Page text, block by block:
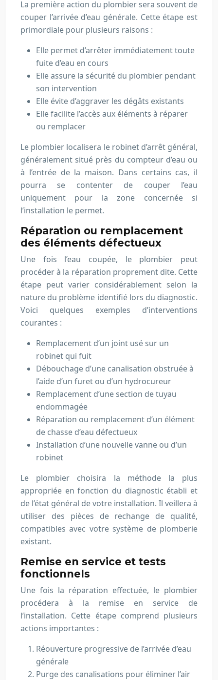
La première action du plombier sera souvent de
couper l’arrivée d’eau générale. Cette étape est
primordiale pour plusieurs raisons :
Elle permet d’arrêter immédiatement toute
fuite d’eau en cours
Elle assure la sécurité du plombier pendant
son intervention
Elle évite d’aggraver les dégâts existants
Elle facilite l’accès aux éléments à réparer
ou remplacer
Le plombier localisera le robinet d’arrêt général,
généralement situé près du compteur d’eau ou
à l’entrée de la maison. Dans certains cas, il
pourra se contenter de couper l’eau
uniquement pour la zone concernée si
l’installation le permet.
Réparation ou remplacement
des éléments défectueux
Une fois l’eau coupée, le plombier peut
procéder à la réparation proprement dite. Cette
étape peut varier considérablement selon la
nature du problème identifié lors du diagnostic.
Voici quelques exemples d’interventions
courantes :
Remplacement d’un joint usé sur un
robinet qui fuit
Débouchage d’une canalisation obstruée à
l’aide d’un furet ou d’un hydrocureur
Remplacement d’une section de tuyau
endommagée
Réparation ou remplacement d’un élément
de chasse d’eau défectueux
Installation d’une nouvelle vanne ou d’un
robinet
Le plombier choisira la méthode la plus
appropriée en fonction du diagnostic établi et
de l’état général de votre installation. Il veillera à
utiliser des pièces de rechange de qualité,
compatibles avec votre système de plomberie
existant.
Remise en service et tests
fonctionnels
Une fois la réparation effectuée, le plombier
procédera à la remise en service de
l’installation. Cette étape comprend plusieurs
actions importantes :
Réouverture progressive de l’arrivée d’eau
générale
Purge des canalisations pour éliminer l’air